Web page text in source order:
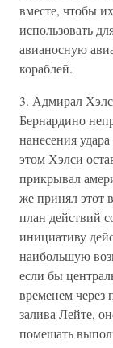
вместе, чтобы
использовать
авианосную
кораблей.
3. Адмирал
Бернардино
нанесения
этом Хэлси
прикрывал
же принял этот
план действий
инициативу
наибольшую
если бы
временем через
залива Лейте,
помешать